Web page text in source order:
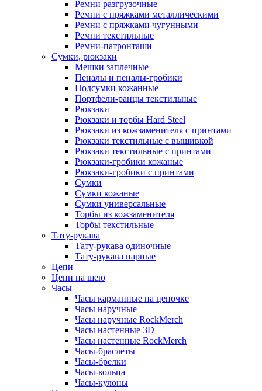
Ремни разгрузочные
Ремни с пряжками металлическими
Ремни с пряжками чугунными
Ремни текстильные
Ремни-патронташи
Сумки, рюкзаки
Мешки заплечные
Пеналы и пеналы-гробики
Подсумки кожанные
Портфели-ранцы текстильные
Рюкзаки
Рюкзаки и торбы Hard Steel
Рюкзаки из кожзаменителя с принтами
Рюкзаки текстильные с вышивкой
Рюкзаки текстильные с принтами
Рюкзаки-гробики кожаные
Рюкзаки-гробики с принтами
Сумки
Сумки кожаные
Сумки универсальные
Торбы из кожзаменителя
Торбы текстильные
Тату-рукава
Тату-рукава одиночные
Тату-рукава парные
Цепи
Цепи на шею
Часы
Часы карманные на цепочке
Часы наручные
Часы наручные RockMerch
Часы настенные 3D
Часы настенные RockMerch
Часы-браслеты
Часы-брелки
Часы-кольца
Часы-кулоны